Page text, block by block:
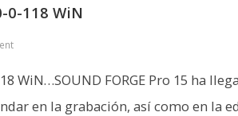
0-118 WiN
WiN…SOUND FORGE Pro 15 ha
en la grabación, así como en la